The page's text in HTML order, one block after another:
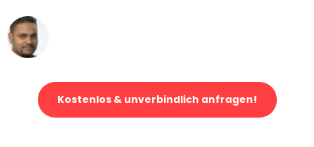
Kostenlos & unverbindlich anfragen!